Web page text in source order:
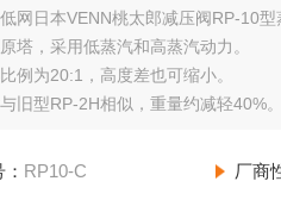
网日本VENN桃太郎减压阀RP-10型
塔，采用低蒸汽和高蒸汽动力。
例为20:1，高度差也可缩小。
旧型RP-2H相似，重量约减轻40%。
RP10-C 厂商